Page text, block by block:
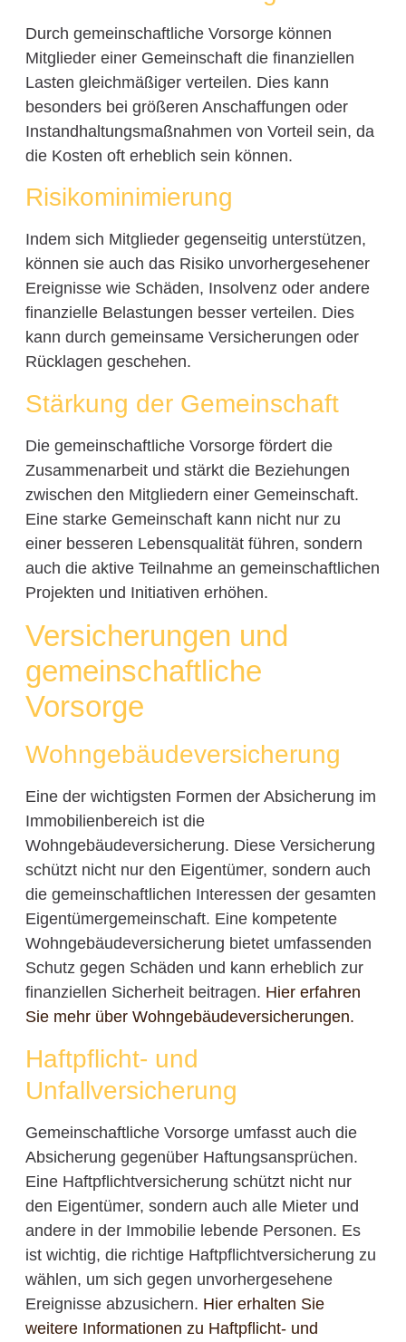
Durch gemeinschaftliche Vorsorge können
Mitglieder einer Gemeinschaft die finanziellen
Lasten gleichmäßiger verteilen. Dies kann
besonders bei größeren Anschaffungen oder
Instandhaltungsmaßnahmen von Vorteil sein, da
die Kosten oft erheblich sein können.
Risikominimierung
Indem sich Mitglieder gegenseitig unterstützen,
können sie auch das Risiko unvorhergesehener
Ereignisse wie Schäden, Insolvenz oder andere
finanzielle Belastungen besser verteilen. Dies
kann durch gemeinsame Versicherungen oder
Rücklagen geschehen.
Stärkung der Gemeinschaft
Die gemeinschaftliche Vorsorge fördert die
Zusammenarbeit und stärkt die Beziehungen
zwischen den Mitgliedern einer Gemeinschaft.
Eine starke Gemeinschaft kann nicht nur zu
einer besseren Lebensqualität führen, sondern
auch die aktive Teilnahme an gemeinschaftlichen
Projekten und Initiativen erhöhen.
Versicherungen und
gemeinschaftliche
Vorsorge
Wohngebäudeversicherung
Eine der wichtigsten Formen der Absicherung im
Immobilienbereich ist die
Wohngebäudeversicherung. Diese Versicherung
schützt nicht nur den Eigentümer, sondern auch
die gemeinschaftlichen Interessen der gesamten
Eigentümergemeinschaft. Eine kompetente
Wohngebäudeversicherung bietet umfassenden
Schutz gegen Schäden und kann erheblich zur
finanziellen Sicherheit beitragen. Hier erfahren
Sie mehr über Wohngebäudeversicherungen.
Haftpflicht- und
Unfallversicherung
Gemeinschaftliche Vorsorge umfasst auch die
Absicherung gegenüber Haftungsansprüchen.
Eine Haftpflichtversicherung schützt nicht nur
den Eigentümer, sondern auch alle Mieter und
andere in der Immobilie lebende Personen. Es
ist wichtig, die richtige Haftpflichtversicherung zu
wählen, um sich gegen unvorhergesehene
Ereignisse abzusichern. Hier erhalten Sie
weitere Informationen zu Haftpflicht- und